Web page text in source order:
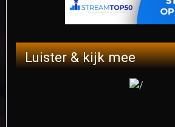
Luister & kijk mee